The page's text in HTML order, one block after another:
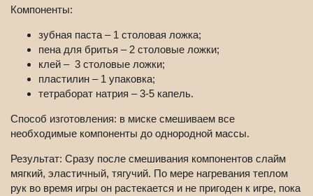
Компоненты:
зубная паста – 1 столовая ложка;
пена для бритья – 2 столовые ложки;
клей – 3 столовые ложки;
пластилин – 1 упаковка;
тетраборат натрия – 3-5 капель.
Способ изготовления: в миске смешиваем все
необходимые компоненты до однородной массы.
Результат: Сразу после смешивания компонентов слайм
мягкий, эластичный, тягучий. По мере нагревания теплом
рук во время игры он растекается и не пригоден к игре, пока